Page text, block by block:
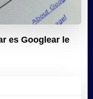
es Googlear le